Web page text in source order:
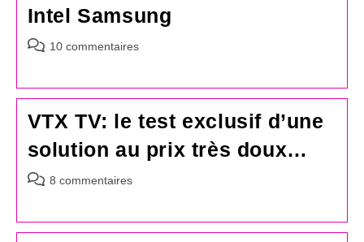
Intel Samsung
Commentaires
publication :
10 commentaires
VTX TV: le test exclusif d’une
solution au prix très doux…
Commentaires
publication :
8 commentaires